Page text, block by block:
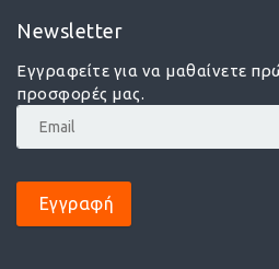
Newsletter
Εγγραφείτε για να μαθαίνετε
προσφορές μας.
Εγγραφή